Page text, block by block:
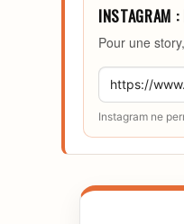
INSTAGRAM
Pour une
Instagram ne